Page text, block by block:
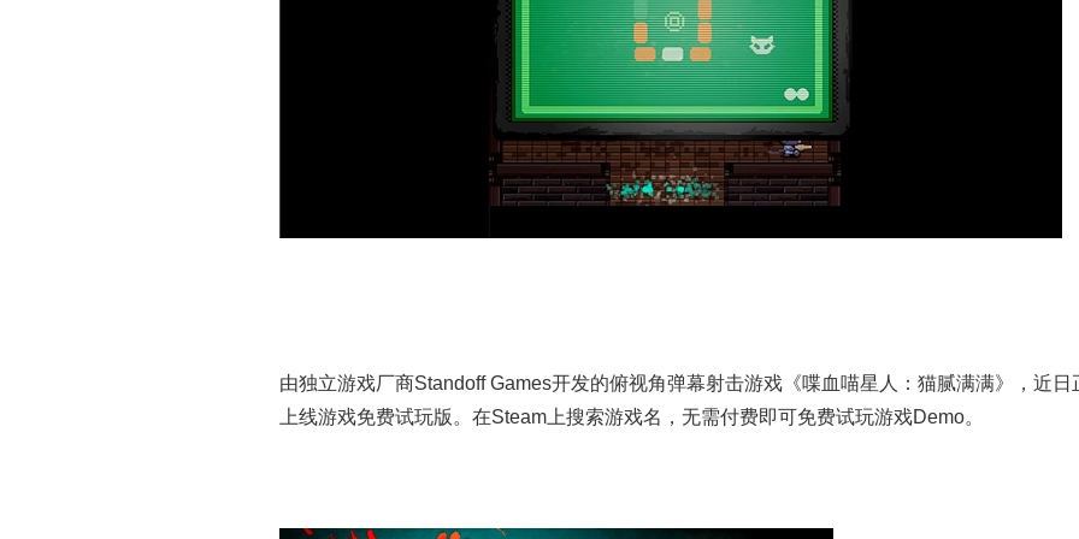
由独立游戏厂商Standoff Games开发的俯视角弹幕射击游戏《喋血喵星人：猫腻满满》，近日
上线游戏免费试玩版。在Steam上搜索游戏名，无需付费即可免费试玩游戏Demo。